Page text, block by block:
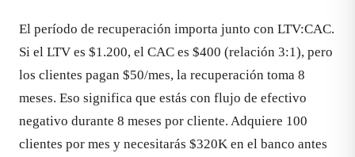
El período de recuperación importa junto con LTV:CAC.
Si el LTV es $1.200, el CAC es $400 (relación 3:1), pero
los clientes pagan $50/mes, la recuperación toma 8
meses. Eso significa que estás con flujo de efectivo
negativo durante 8 meses por cliente. Adquiere 100
clientes por mes y necesitarás $320K en el banco antes